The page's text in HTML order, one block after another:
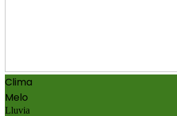
Clima
Melo
Lluvia